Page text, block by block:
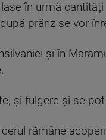
în urmă
prânz se vor
și în
și fulgere și se
cerul rămâne